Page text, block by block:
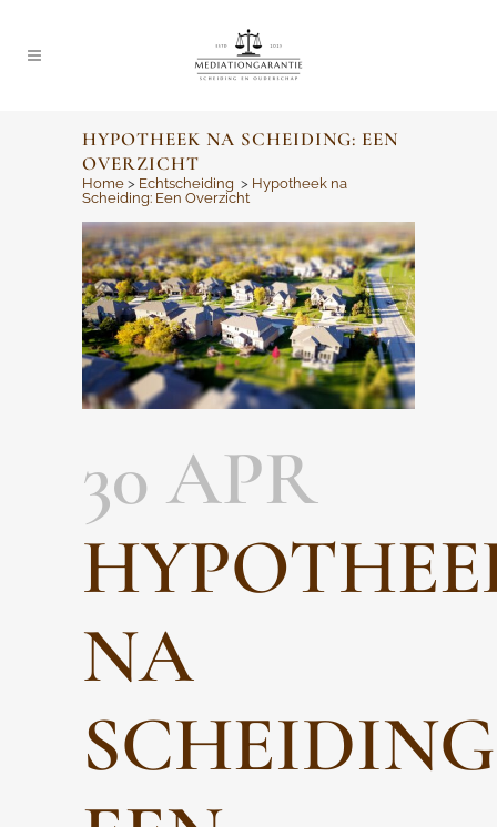
HYPOTHEEK NA SCHEIDING: EEN
OVERZICHT
Home > Echtscheiding > Hypotheek na
Scheiding: Een Overzicht
30 APR
NA